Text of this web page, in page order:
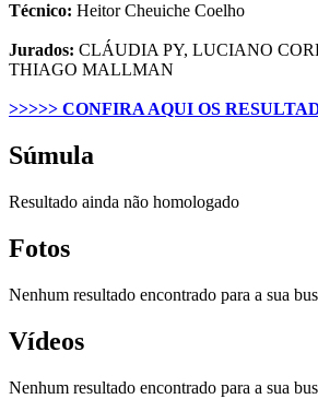
Técnico: Heitor Cheuiche Coelho
Jurados: CLÁUDIA PY, LUCIANO
THIAGO MALLMAN
>>>>> CONFIRA AQUI OS
Súmula
Resultado ainda não homologado
Fotos
Nenhum resultado encontrado para a sua
Vídeos
Nenhum resultado encontrado para a sua